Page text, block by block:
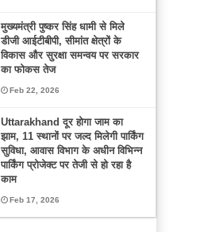
मुख्यमंत्री पुष्कर सिंह धामी से मिले
डीजी आईटीबीपी, सीमांत क्षेत्रों के
विकास और सुरक्षा समन्वय पर सरकार
का फोकस तेज
Feb 22, 2026
Uttarakhand दूर होगा जाम का
झाम, 11 स्थानों पर जल्द मिलेगी पार्किंग
सुविधा, आवास विभाग के अधीन विभिन्न
पार्किंग प्रोजेक्ट पर तेजी से हो रहा है
काम
Feb 17, 2026